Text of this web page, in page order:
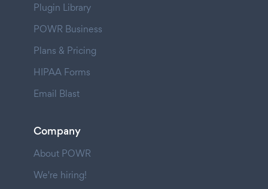
Plugin Library
POWR Business
Plans & Pricing
HIPAA Forms
Email Blast
Company
About POWR
We're hiring!